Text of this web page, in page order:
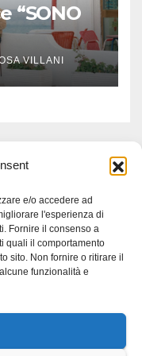
e/o accedere ad
l'esperienza di
Fornire il consenso a
quali il comportamento
sito. Non fornire o ritirare il
funzionalità e
“SONO
VILLANI
di